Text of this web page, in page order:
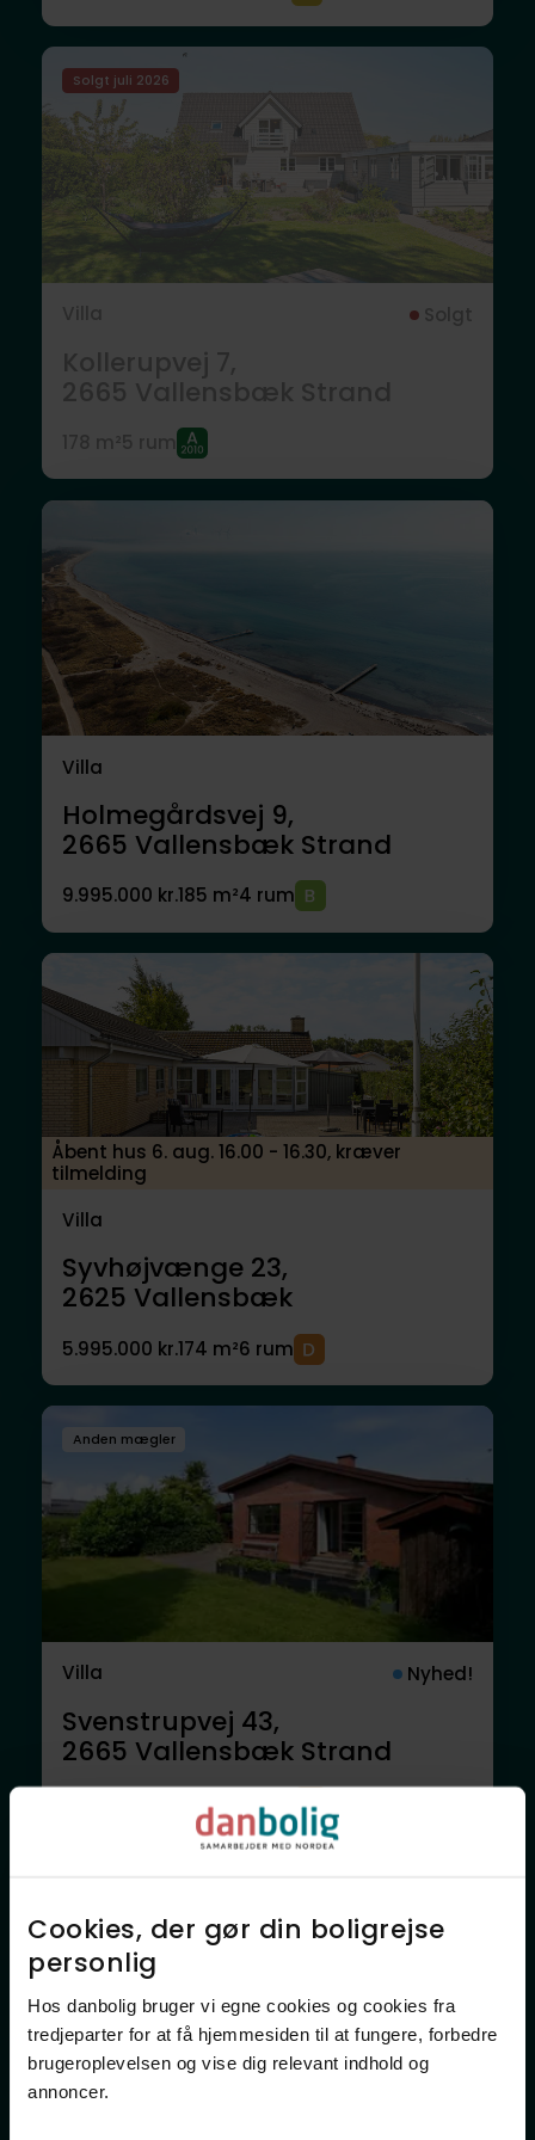
Cookies, der gør din boligrejse
personlig​
Hos danbolig bruger vi egne cookies og cookies fra
tredjeparter for at få hjemmesiden til at fungere, forbedre
brugeroplevelsen og vise dig relevant indhold og
annoncer.​
Solgt juli 2026
Villa
Holmegårdsvej 9,
2665 Vallensbæk Strand
9.995.000 kr.185 m²4 rum
Åbent hus 6. aug. 16.00 - 16.30, kræver
tilmelding
Villa
Syvhøjvænge 23,
2625 Vallensbæk
5.995.000 kr.174 m²6 rum
Anden mægler
Villa Nyhed!
Svenstrupvej 43,
2665 Vallensbæk Strand
139 m² 4 rum